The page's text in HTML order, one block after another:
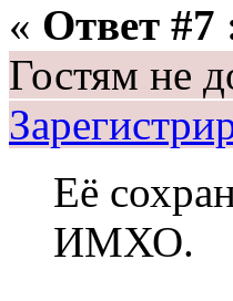
« Ответ #7
Гостям не
Её
ИМХО.